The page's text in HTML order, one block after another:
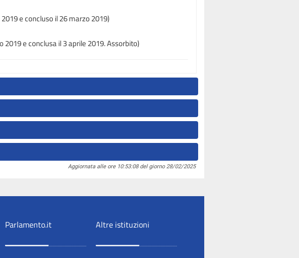
e concluso il 26 marzo 2019)
e conclusa il 3 aprile 2019. Assorbito)
Aggiornata alle ore 10:53:08 del giorno 28/02/2025
Parlamento.it Altre istituzioni